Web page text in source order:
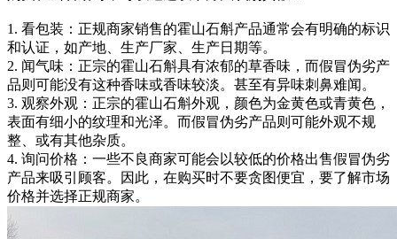
1. 看包装：正规商家销售的霍山石斛产品通常会有明确的标识
和认证，如产地、生产厂家、生产日期等。
2. 闻气味：正宗的霍山石斛具有浓郁的草香味，而假冒伪劣产
品则可能没有这种香味或香味较淡。甚至有异味刺鼻难闻。
3. 观察外观：正宗的霍山石斛外观，颜色为金黄色或青黄色，
表面有细小的纹理和光泽。而假冒伪劣产品则可能外观不规
整、或有其他杂质。
4. 询问价格：一些不良商家可能会以较低的价格出售假冒伪劣
产品来吸引顾客。因此，在购买时不要贪图便宜，要了解市场
价格并选择正规商家。